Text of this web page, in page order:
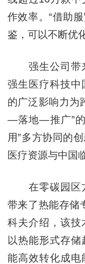
作效率。“借助
鉴，可以不断优
强生公司带来
强生医疗科技中
的广泛影响力为
—落地—推广”的
用”多方协同的
医疗资源与中国
在零碳园区方
带来了热能存储
科夫介绍，该技
以热能形式存
能高效转化成电